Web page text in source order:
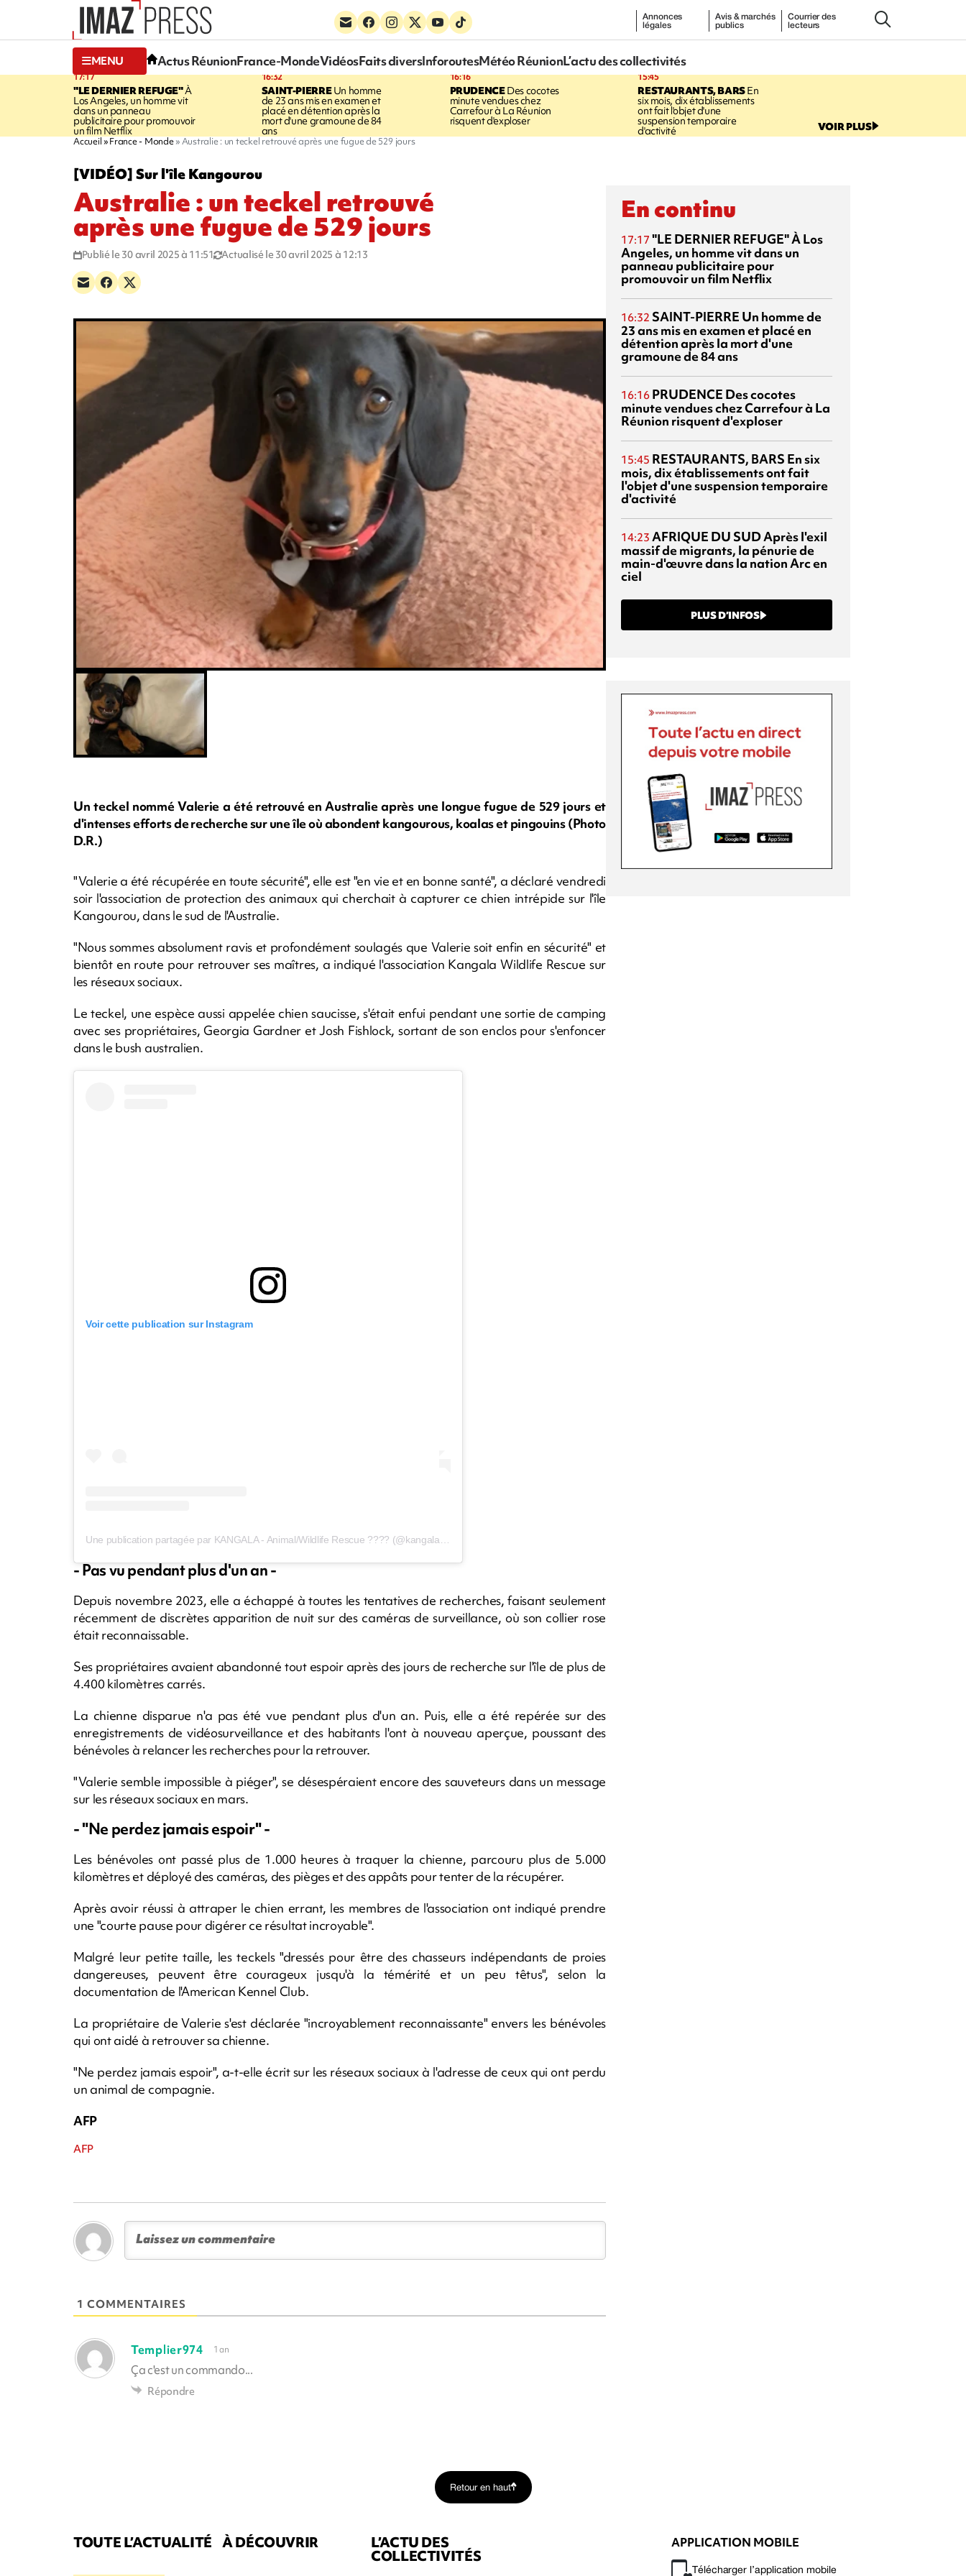
Annonces
légales
Avis & marchés
publics
Courrier des
lecteurs
MENU Actus RéunionFrance-MondeVidéosFaits diversInforoutesMétéo RéunionL’actu des collectivités
17:17
"LE DERNIER REFUGE"À
Los Angeles, un homme vit
dans un panneau
publicitaire pour promouvoir
un film Netflix
16:32
SAINT-PIERREUn homme
de 23 ans mis en examen et
placé en détention après la
mort d'une gramoune de 84
ans
16:16
PRUDENCEDes cocotes
minute vendues chez
Carrefour à La Réunion
risquent d'exploser
15:45
RESTAURANTS, BARSEn
six mois, dix établissements
ont fait l'objet d'une
suspension temporaire
d'activité VOIR PLUS
Accueil France - Monde Australie : un teckel retrouvé après une fugue de 529 jours
[VIDÉO] Sur l'île Kangourou
Australie : un teckel retrouvé
après une fugue de 529 jours
Publié le 30 avril 2025 à 11:51 Actualisé le 30 avril 2025 à 12:13
Un teckel nommé Valerie a été retrouvé en Australie après une longue fugue de 529 jours et
d'intenses efforts de recherche sur une île où abondent kangourous, koalas et pingouins (Photo
D.R.)
"Valerie a été récupérée en toute sécurité", elle est "en vie et en bonne santé", a déclaré vendredi
soir l'association de protection des animaux qui cherchait à capturer ce chien intrépide sur l'île
Kangourou, dans le sud de l'Australie.
"Nous sommes absolument ravis et profondément soulagés que Valerie soit enfin en sécurité" et
bientôt en route pour retrouver ses maîtres, a indiqué l'association Kangala Wildlife Rescue sur
les réseaux sociaux.
Le teckel, une espèce aussi appelée chien saucisse, s'était enfui pendant une sortie de camping
avec ses propriétaires, Georgia Gardner et Josh Fishlock, sortant de son enclos pour s'enfoncer
dans le bush australien.
Voir cette publication sur Instagram
- Pas vu pendant plus d'un an -
Depuis novembre 2023, elle a échappé à toutes les tentatives de recherches, faisant seulement
récemment de discrètes apparition de nuit sur des caméras de surveillance, où son collier rose
était reconnaissable.
Ses propriétaires avaient abandonné tout espoir après des jours de recherche sur l'île de plus de
4.400 kilomètres carrés.
La chienne disparue n'a pas été vue pendant plus d'un an. Puis, elle a été repérée sur des
enregistrements de vidéosurveillance et des habitants l'ont à nouveau aperçue, poussant des
bénévoles à relancer les recherches pour la retrouver.
"Valerie semble impossible à piéger", se désespéraient encore des sauveteurs dans un message
sur les réseaux sociaux en mars.
- "Ne perdez jamais espoir" -
Les bénévoles ont passé plus de 1.000 heures à traquer la chienne, parcouru plus de 5.000
kilomètres et déployé des caméras, des pièges et des appâts pour tenter de la récupérer.
Après avoir réussi à attraper le chien errant, les membres de l'association ont indiqué prendre
une "courte pause pour digérer ce résultat incroyable".
Malgré leur petite taille, les teckels "dressés pour être des chasseurs indépendants de proies
dangereuses, peuvent être courageux jusqu'à la témérité et un peu têtus", selon la
documentation de l'American Kennel Club.
La propriétaire de Valerie s'est déclarée "incroyablement reconnaissante" envers les bénévoles
qui ont aidé à retrouver sa chienne.
"Ne perdez jamais espoir", a-t-elle écrit sur les réseaux sociaux à l'adresse de ceux qui ont perdu
un animal de compagnie.
AFP
AFP
1 COMMENTAIRES
Templier974 1 an
Ça c'est un commando...
Répondre
En continu
17:17 "LE DERNIER REFUGE"À Los
Angeles, un homme vit dans un
panneau publicitaire pour
promouvoir un film Netflix
16:32 SAINT-PIERRE Un homme de
23 ans mis en examen et placé en
détention après la mort d'une
gramoune de 84 ans
16:16 PRUDENCE Des cocotes
minute vendues chez Carrefour à La
Réunion risquent d'exploser
15:45 RESTAURANTS, BARS En six
mois, dix établissements ont fait
l'objet d'une suspension temporaire
d'activité
14:23 AFRIQUE DU SUDAprès l'exil
massif de migrants, la pénurie de
main-d'œuvre dans la nation Arc en
ciel
PLUS D’INFOS
Retour en haut
TOUTE L’ACTUALITÉ À DÉCOUVRIR L’ACTU DES
COLLECTIVITÉS
APPLICATION MOBILE
Télécharger l’application mobile